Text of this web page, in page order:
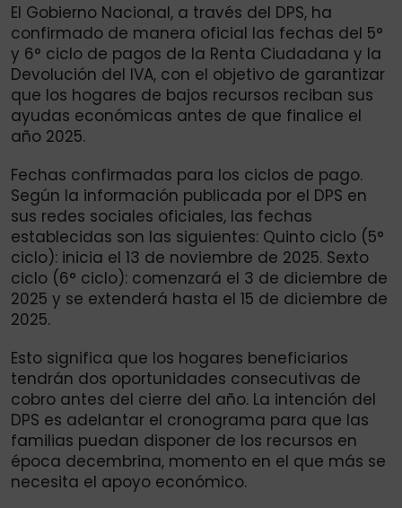
El Gobierno Nacional, a través del DPS, ha
confirmado de manera oficial las fechas del 5°
y 6° ciclo de pagos de la Renta Ciudadana y la
Devolución del IVA, con el objetivo de garantizar
que los hogares de bajos recursos reciban sus
ayudas económicas antes de que finalice el
año 2025.
Fechas confirmadas para los ciclos de pago.
Según la información publicada por el DPS en
sus redes sociales oficiales, las fechas
establecidas son las siguientes: Quinto ciclo (5°
ciclo): inicia el 13 de noviembre de 2025. Sexto
ciclo (6° ciclo): comenzará el 3 de diciembre de
2025 y se extenderá hasta el 15 de diciembre de
2025.
Esto significa que los hogares beneficiarios
tendrán dos oportunidades consecutivas de
cobro antes del cierre del año. La intención del
DPS es adelantar el cronograma para que las
familias puedan disponer de los recursos en
época decembrina, momento en el que más se
necesita el apoyo económico.